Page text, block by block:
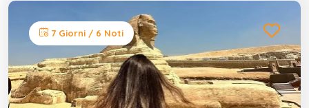
7 Giorni / 6 Noti